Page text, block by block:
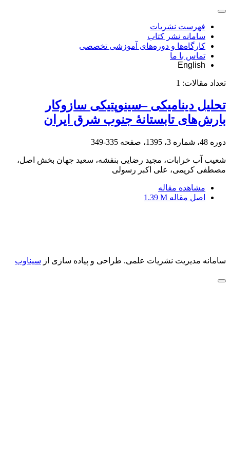
فهرست نشریات
سامانه نشر کتاب
کارگاه‌ها و دوره‌های آموزشی تخصصی
تماس با ما
English
تعداد مقالات: 1
تحلیل دینامیکی –سینوپتیکی سازوکار
بارش‌های تابستانۀ جنوب شرق ایران
دوره 48، شماره 3، 1395، صفحه 335-349
شعیب آب خرابات، مجید رضایی بنفشه، سعید جهان بخش اصل،
مصطفی کریمی، علی اکبر رسولی
مشاهده مقاله
اصل مقاله 1.39 M
سامانه مدیریت نشریات علمی. طراحی و پیاده سازی از سیناوب